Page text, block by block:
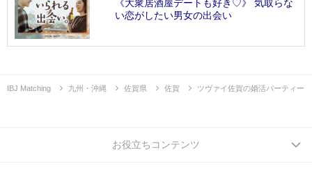
《大衆居酒屋デートも好き♡》 気取らな
い恋がしたい男女の出会い
IBJ Matching 九州・沖縄 佐賀県 佐賀 ツヴァイ佐賀の婚活パーティー
お役立ちコンテンツ